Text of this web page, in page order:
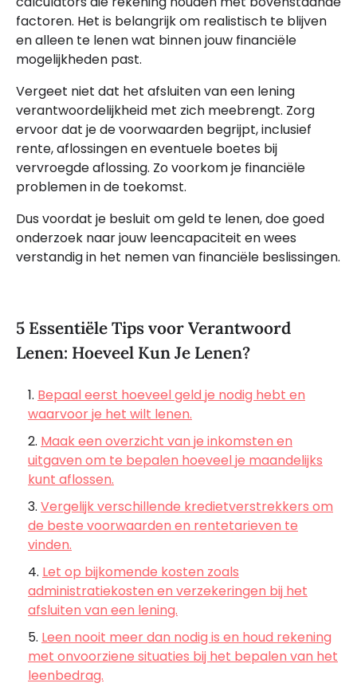
factoren. Het is belangrijk om realistisch te blijven
en alleen te lenen wat binnen jouw financiële
mogelijkheden past.
Vergeet niet dat het afsluiten van een lening
verantwoordelijkheid met zich meebrengt. Zorg
ervoor dat je de voorwaarden begrijpt, inclusief
rente, aflossingen en eventuele boetes bij
vervroegde aflossing. Zo voorkom je financiële
problemen in de toekomst.
Dus voordat je besluit om geld te lenen, doe goed
onderzoek naar jouw leencapaciteit en wees
verstandig in het nemen van financiële beslissingen.
5 Essentiële Tips voor Verantwoord
Lenen: Hoeveel Kun Je Lenen?
Bepaal eerst hoeveel geld je nodig hebt en
waarvoor je het wilt lenen.
Maak een overzicht van je inkomsten en
uitgaven om te bepalen hoeveel je maandelijks
kunt aflossen.
Vergelijk verschillende kredietverstrekkers om
de beste voorwaarden en rentetarieven te
vinden.
Let op bijkomende kosten zoals
administratiekosten en verzekeringen bij het
afsluiten van een lening.
Leen nooit meer dan nodig is en houd rekening
met onvoorziene situaties bij het bepalen van het
leenbedrag.